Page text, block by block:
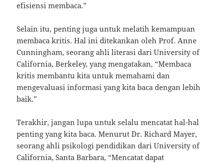
efisiensi membaca.”
Selain itu, penting juga untuk melatih kemampuan
membaca kritis. Hal ini ditekankan oleh Prof. Anne
Cunningham, seorang ahli literasi dari University of
California, Berkeley, yang mengatakan, “Membaca
kritis membantu kita untuk memahami dan
mengevaluasi informasi yang kita baca dengan lebih
baik.”
Terakhir, jangan lupa untuk selalu mencatat hal-hal
penting yang kita baca. Menurut Dr. Richard Mayer,
seorang ahli psikologi pendidikan dari University of
California, Santa Barbara, “Mencatat dapat